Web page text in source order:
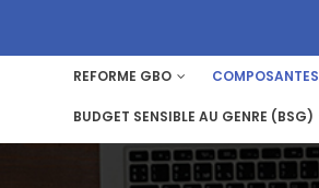
MAIN
REFORME GBO COMPOSANTES
BUDGET SENSIBLE AU GENRE (BSG)